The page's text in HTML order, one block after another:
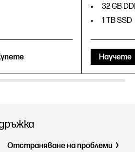
32 GB
1 TB SSD
Научете
Отстраняване на проблеми